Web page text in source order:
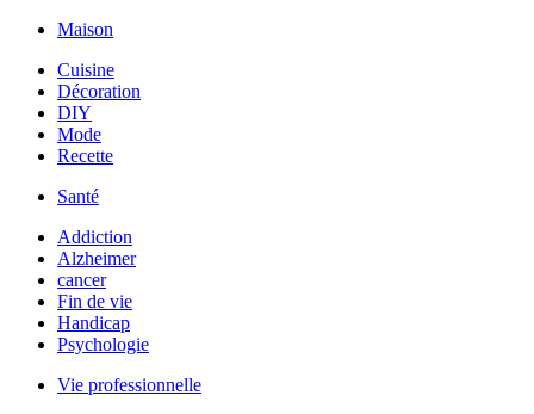
Maison
Cuisine
Décoration
DIY
Mode
Recette
Santé
Addiction
Alzheimer
cancer
Fin de vie
Handicap
Psychologie
Vie professionnelle